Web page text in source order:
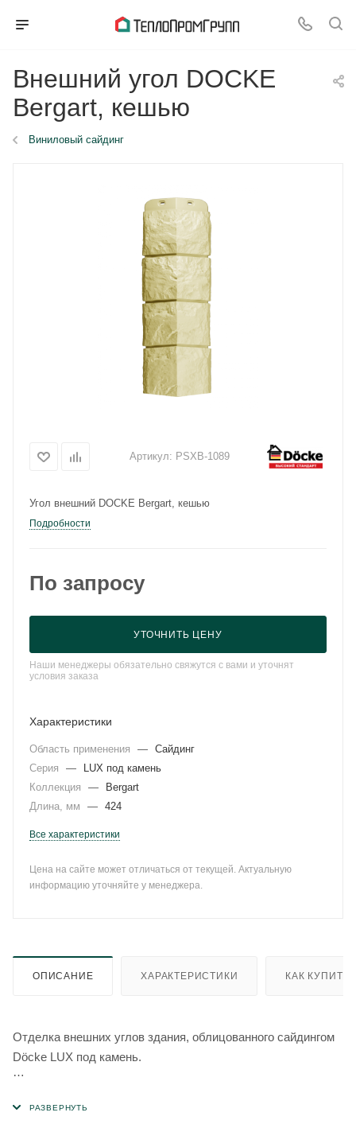
Внешний угол DOCKE
Bergart, кешью
Виниловый сайдинг
Артикул: PSXB-1089
Угол внешний DOCKE Bergart, кешью
Подробности
По запросу
УТОЧНИТЬ ЦЕНУ
Наши менеджеры обязательно свяжутся с вами и уточнят
условия заказа
Характеристики
Область применения — Сайдинг
Серия
—
LUX под камень
Коллекция
—
Bergart
Длина, мм
— 424
Все характеристики
Цена на сайте может отличаться от текущей. Актуальную
информацию уточняйте у менеджера.
ОПИСАНИЕ ХАРАКТЕРИСТИКИ КАК КУПИТЬ
Отделка внешних углов здания, облицованного сайдингом
Döcke LUX под камень.